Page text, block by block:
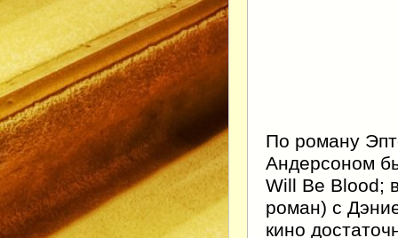
По роману
Андерсоном
Will Be Blood;
роман) с
кино